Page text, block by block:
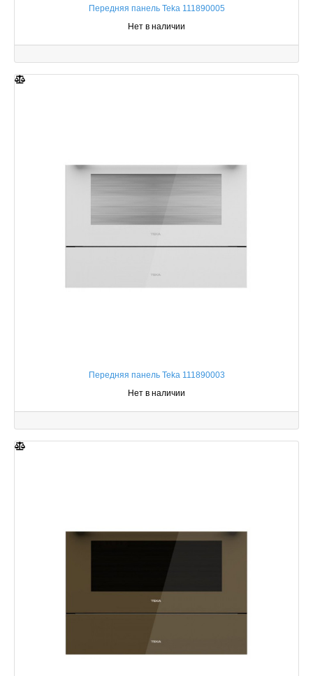
Передняя панель Teka 111890005
Нет в наличии
Передняя панель Teka 111890003
Нет в наличии